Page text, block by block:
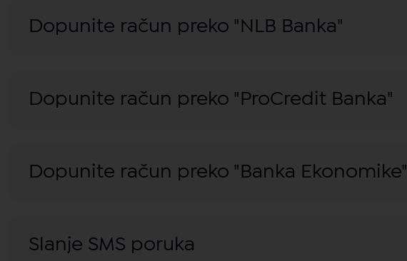
Dopunite račun preko "NLB Banka"
Dopunite račun preko "ProCredit Banka"
Dopunite račun preko "Banka Ekonomike"
Slanje SMS poruka